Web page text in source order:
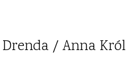
Drenda / Anna Król